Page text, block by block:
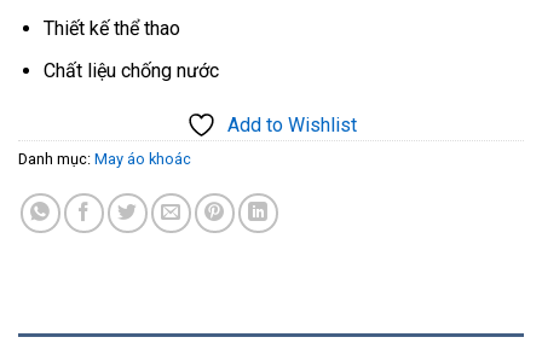
Thiết kế thể thao
Chất liệu chống nước
Add to Wishlist
Danh mục: May áo khoác